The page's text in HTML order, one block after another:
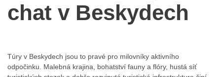
chat v Beskydech
Túry v Beskydech jsou to pravé pro milovníky aktivního
odpočinku. Malebná krajina, bohatství fauny a flóry, hustá síť